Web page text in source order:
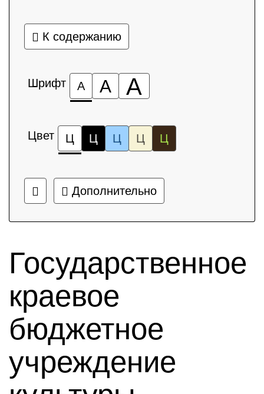
К содержанию
Шрифт А А А
Цвет Ц Ц Ц Ц Ц
Дополнительно
Государственное
краевое
бюджетное
учреждение